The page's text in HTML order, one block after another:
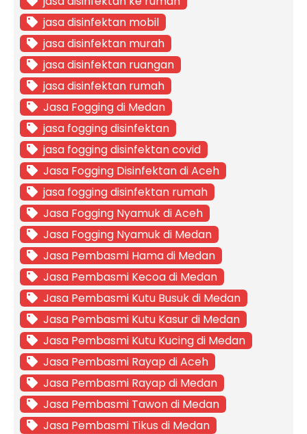
jasa disinfektan mobil
jasa disinfektan murah
jasa disinfektan ruangan
jasa disinfektan rumah
Jasa Fogging di Medan
jasa fogging disinfektan
jasa fogging disinfektan covid
Jasa Fogging Disinfektan di Aceh
jasa fogging disinfektan rumah
Jasa Fogging Nyamuk di Aceh
Jasa Fogging Nyamuk di Medan
Jasa Pembasmi Hama di Medan
Jasa Pembasmi Kecoa di Medan
Jasa Pembasmi Kutu Busuk di Medan
Jasa Pembasmi Kutu Kasur di Medan
Jasa Pembasmi Kutu Kucing di Medan
Jasa Pembasmi Rayap di Aceh
Jasa Pembasmi Rayap di Medan
Jasa Pembasmi Tawon di Medan
Jasa Pembasmi Tikus di Medan